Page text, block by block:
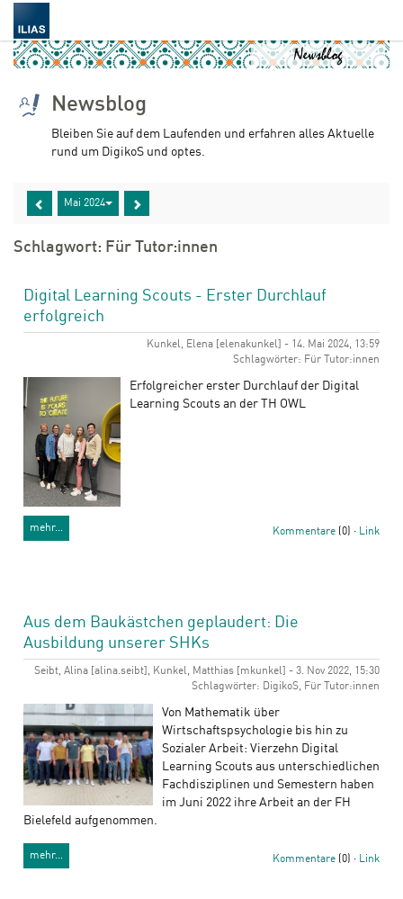
Newsblog
Bleiben Sie auf dem Laufenden und erfahren alles Aktuelle
rund um DigikoS und optes.
Mai 2024
Schlagwort: Für Tutor:innen
Digital Learning Scouts - Erster Durchlauf
erfolgreich
Kunkel, Elena [elenakunkel] - 14. Mai 2024, 13:59
Schlagwörter: Für Tutor:innen
Erfolgreicher erster Durchlauf der Digital
Learning Scouts an der TH OWL
mehr… Kommentare (0) · Link
Aus dem Baukästchen geplaudert: Die
Ausbildung unserer SHKs
Seibt, Alina [alina.seibt], Kunkel, Matthias [mkunkel] - 3. Nov 2022, 15:30
Schlagwörter: DigikoS, Für Tutor:innen
Von Mathematik über
Wirtschaftspsychologie bis hin zu
Sozialer Arbeit: Vierzehn Digital
Learning Scouts aus unterschiedlichen
Fachdisziplinen und Semestern haben
im Juni 2022 ihre Arbeit an der FH
Bielefeld aufgenommen.
mehr… Kommentare (0) · Link